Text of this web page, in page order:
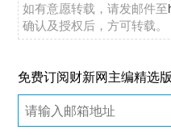
如有意愿转载，请发邮件至
确认及授权后，方可转载。
免费订阅财新网主编精选